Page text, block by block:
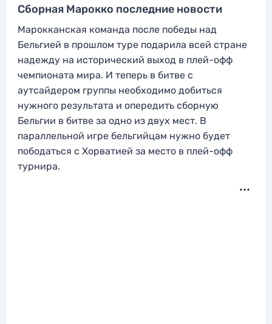
Сборная Марокко последние новости
Марокканская команда после победы над
Бельгией в прошлом туре подарила всей стране
надежду на исторический выход в плей-офф
чемпионата мира. И теперь в битве с
аутсайдером группы необходимо добиться
нужного результата и опередить сборную
Бельгии в битве за одно из двух мест. В
параллельной игре бельгийцам нужно будет
пободаться с Хорватией за место в плей-офф
турнира.